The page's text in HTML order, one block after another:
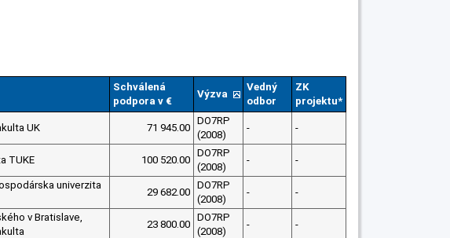
Schválená
podpora v €
Výzva
Vedný
odbor
ZK
projektu*
UK 71 945.00
DO7RP
(2008)
- -
TUKE 100 520.00
DO7RP
(2008)
- -
univerzita
29 682.00
DO7RP
(2008)
- -
v Bratislave,
23 800.00
DO7RP
(2008)
- -